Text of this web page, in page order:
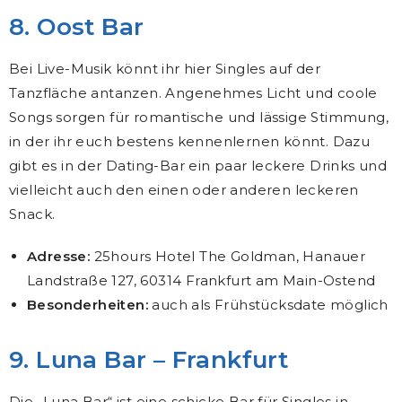
8. Oost Bar
Bei Live-Musik könnt ihr hier Singles auf der
Tanzfläche antanzen. Angenehmes Licht und coole
Songs sorgen für romantische und lässige Stimmung,
in der ihr euch bestens kennenlernen könnt. Dazu
gibt es in der Dating-Bar ein paar leckere Drinks und
vielleicht auch den einen oder anderen leckeren
Snack.
Adresse: 25hours Hotel The Goldman, Hanauer
Landstraße 127, 60314 Frankfurt am Main-Ostend
Besonderheiten: auch als Frühstücksdate möglich
9. Luna Bar – Frankfurt